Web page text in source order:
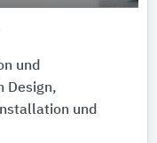
und
Design,
und